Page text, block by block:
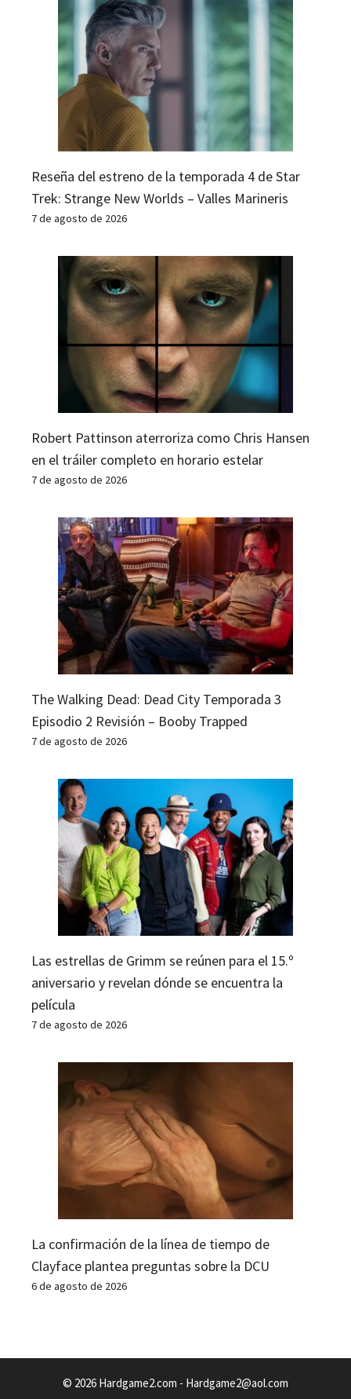
Reseña del estreno de la temporada 4 de Star
Trek: Strange New Worlds – Valles Marineris
7 de agosto de 2026
Robert Pattinson aterroriza como Chris Hansen
en el tráiler completo en horario estelar
7 de agosto de 2026
The Walking Dead: Dead City Temporada 3
Episodio 2 Revisión – Booby Trapped
7 de agosto de 2026
Las estrellas de Grimm se reúnen para el 15.º
aniversario y revelan dónde se encuentra la
película
7 de agosto de 2026
La confirmación de la línea de tiempo de
Clayface plantea preguntas sobre la DCU
6 de agosto de 2026
© 2026 Hardgame2.com - Hardgame2@aol.com